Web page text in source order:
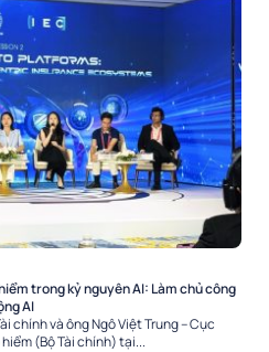
trong kỷ nguyên AI: Làm chủ công
AI
chính và ông Ngô Việt Trung – Cục
(Bộ Tài chính) tại...